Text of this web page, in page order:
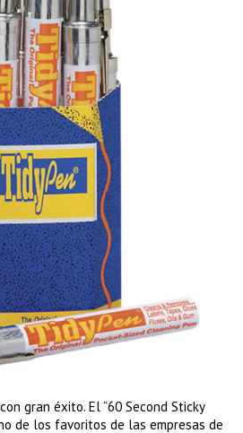
gran éxito. El “60 Second Sticky
de los favoritos de las empresas de